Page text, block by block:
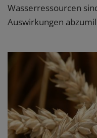
Wasserressourcen
Auswirkungen